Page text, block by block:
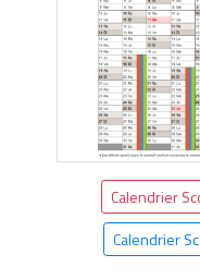
Calendrier
Calendrier